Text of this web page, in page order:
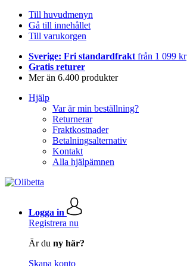
Till huvudmenyn
Gå till innehållet
Till varukorgen
Sverige: Fri standardfrakt från 1 099 kr
Gratis returer
Mer än 6.400 produkter
Hjälp
Var är min beställning?
Returnerar
Fraktkostnader
Betalningsalternativ
Kontakt
Alla hjälpämnen
Logga in
Registrera nu
Är du ny här?
Skapa konto